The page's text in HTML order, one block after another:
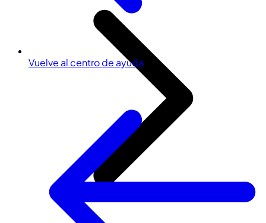
Vuelve al centro de ayuda